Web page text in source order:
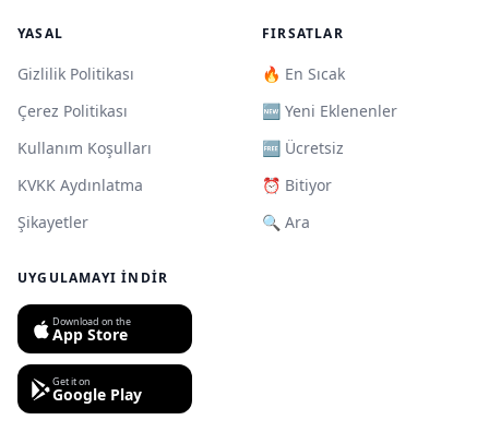
YASAL
Gizlilik Politikası
Çerez Politikası
Kullanım Koşulları
KVKK Aydınlatma
Şikayetler
FIRSATLAR
🔥 En Sıcak
🆕 Yeni Eklenenler
🆓 Ücretsiz
⏰ Bitiyor
🔍 Ara
UYGULAMAYI İNDIR
Download on the
App Store
Get it on
Google Play